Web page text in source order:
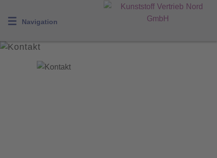
☰ Navigation